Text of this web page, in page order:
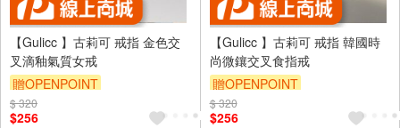
【Gulicc 】古莉可 戒指 金色交
叉滴釉氣質女戒
贈OPENPOINT
訂單滿999享9折
$ 320
$256
【Gulicc 】古莉可 戒指 韓國時
尚微鑲交叉食指戒
贈OPENPOINT
訂單滿999享9折
$ 320
$256